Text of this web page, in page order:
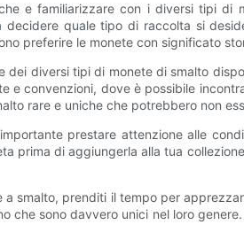
e familiarizzare con i diversi tipi di
quale tipo di raccolta si
preferire le monete con significato
dei diversi tipi di monete di smalto
e convenzioni, dove è possibile
rare e uniche che potrebbero non
prestare attenzione alle
prima di aggiungerla alla tua
smalto, prenditi il tempo per
che sono davvero unici nel loro